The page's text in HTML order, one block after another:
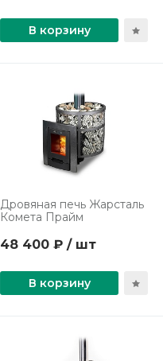
В корзину
Дровяная печь Жарсталь
Комета Прайм
48 400 ₽ / шт
В корзину